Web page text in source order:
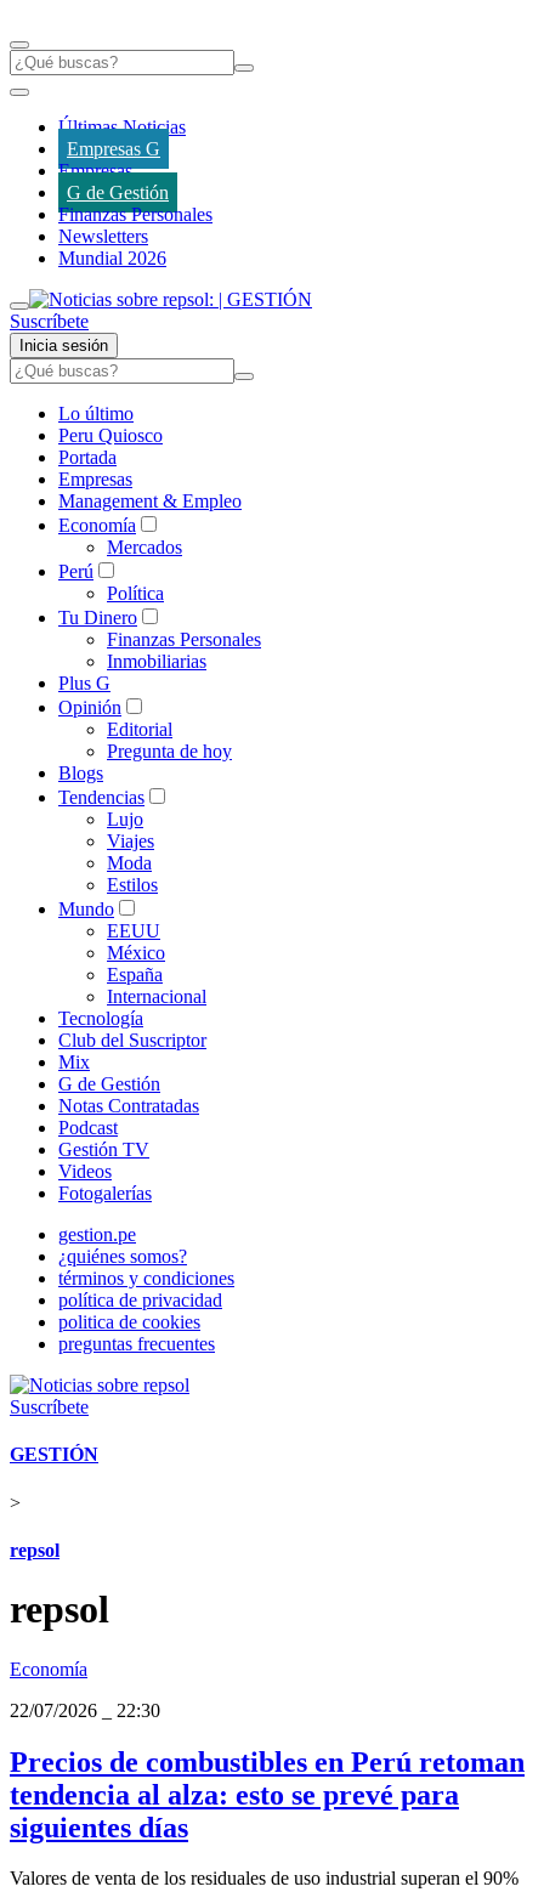
Últimas Noticias
Empresas G
Empresas
G de Gestión
Finanzas Personales
Newsletters
Mundial 2026
Suscríbete
Inicia sesión
Lo último
Peru Quiosco
Portada
Empresas
Management & Empleo
Economía
Mercados
Perú
Política
Tu Dinero
Finanzas Personales
Inmobiliarias
Plus G
Opinión
Editorial
Pregunta de hoy
Blogs
Tendencias
Lujo
Viajes
Moda
Estilos
Mundo
EEUU
México
España
Internacional
Tecnología
Club del Suscriptor
Mix
G de Gestión
Notas Contratadas
Podcast
Gestión TV
Videos
Fotogalerías
gestion.pe
¿quiénes somos?
términos y condiciones
política de privacidad
politica de cookies
preguntas frecuentes
Suscríbete
GESTIÓN
>
repsol
repsol
Economía
22/07/2026
22:30
Precios de combustibles en Perú retoman
tendencia al alza: esto se prevé para
siguientes días
Valores de venta de los residuales de uso industrial superan el 90%